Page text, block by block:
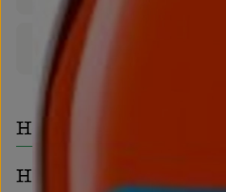
Produktdatenblatt
Herkunft
Hersteller: Irjimpa